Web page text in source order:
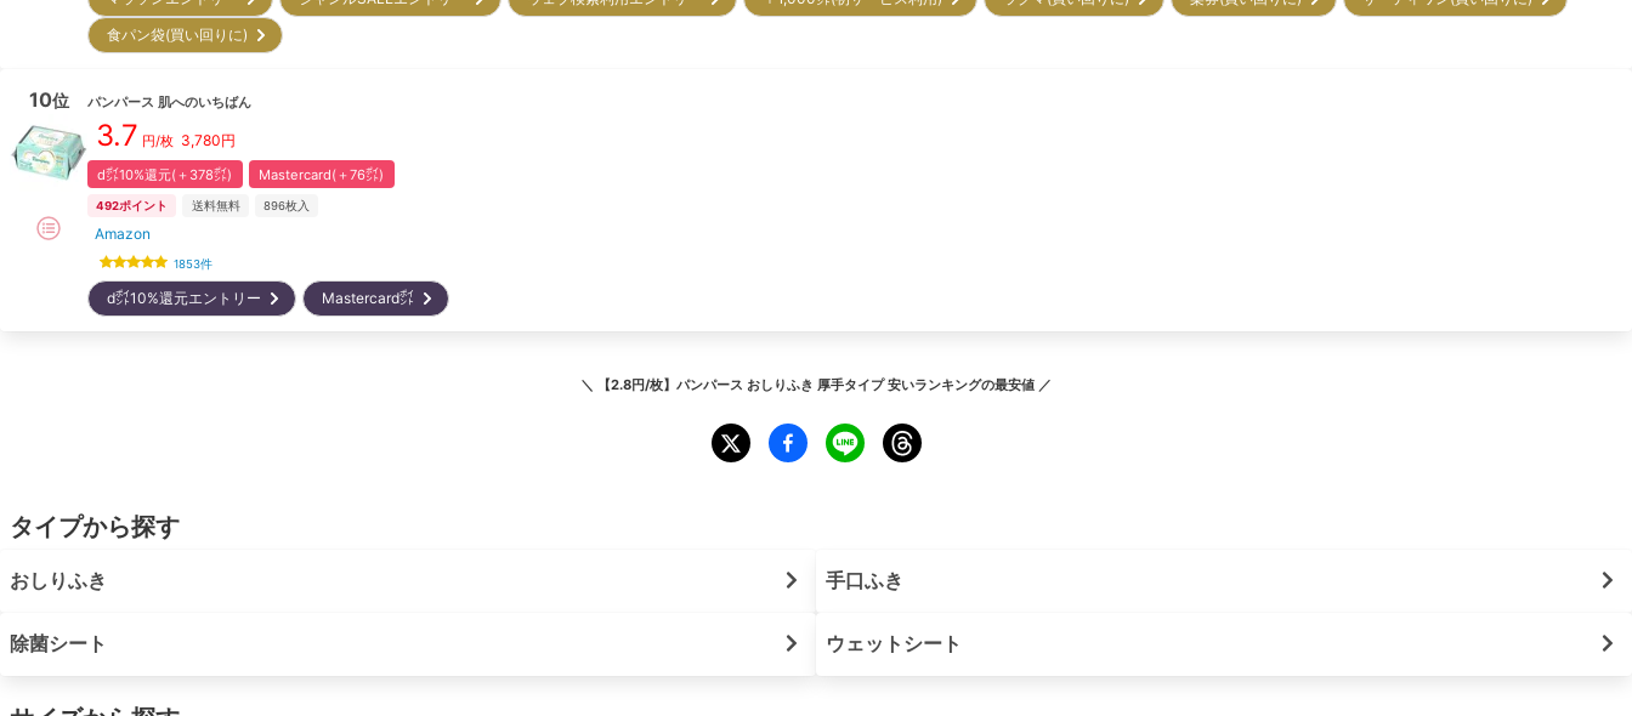
食パン袋(買い回りに)
10位 パンパース 肌へのいちばん
3.7 円/枚 3,780円
d㌽10%還元(＋378㌽) Mastercard(＋76㌽)
492ポイント 送料無料 896枚入
Amazon
1853件
d㌽10%還元エントリー Mastercard㌽
＼ 【2.8円/枚】パンパース おしりふき 厚手タイプ 安いランキングの最安値 ／
タイプから探す
おしりふき 手口ふき
除菌シート ウェットシート